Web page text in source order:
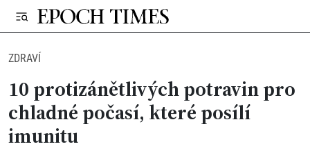
ZDRAVÍ
10 protizánětlivých potravin pro
chladné počasí, které posílí
imunitu